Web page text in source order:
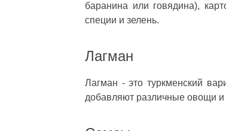
баранина или говядина),
специи и зелень.
Лагман
Лагман - это туркменский
добавляют различные овощи